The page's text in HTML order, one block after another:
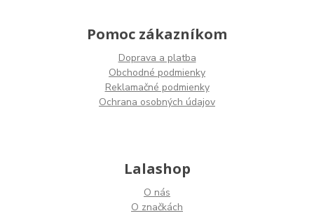
Pomoc zákazníkom
Doprava a platba
Obchodné podmienky
Reklamačné podmienky
Ochrana osobných údajov
Lalashop
O nás
O značkách